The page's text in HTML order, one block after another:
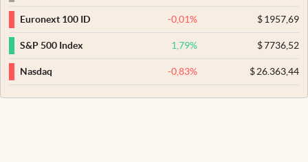
Euronext 100 ID -0,01% $1957,69
S&P 500 Index 1,79% $7736,52
Nasdaq -0,83% $26.363,44